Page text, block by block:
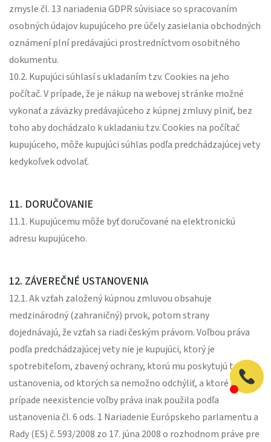
zmysle čl. 13 nariadenia GDPR súvisiace so spracovaním
osobných údajov kupujúceho pre účely zasielania obchodných
oznámení plní predávajúci prostredníctvom osobitného
dokumentu.
10.2. Kupujúci súhlasí s ukladaním tzv. Cookies na jeho
počítač. V prípade, že je nákup na webovej stránke možné
vykonať a záväzky predávajúceho z kúpnej zmluvy plniť, bez
toho aby dochádzalo k ukladaniu tzv. Cookies na počítač
kupujúceho, môže kupujúci súhlas podľa predchádzajúcej vety
kedykoľvek odvolať.
11. DORUČOVANIE
11.1. Kupujúcemu môže byť doručované na elektronickú
adresu kupujúceho.
12. ZÁVEREČNÉ USTANOVENIA
12.1. Ak vzťah založený kúpnou zmluvou obsahuje
medzinárodný (zahraničný) prvok, potom strany
dojednávajú, že vzťah sa riadi českým právom. Voľbou práva
podľa predchádzajúcej vety nie je kupujúci, ktorý je
spotrebiteľom, zbavený ochrany, ktorú mu poskytujú také
ustanovenia, od ktorých sa nemožno odchýliť, a ktoré by sa v
prípade neexistencie voľby práva inak použila podľa
ustanovenia čl. 6 ods. 1 Nariadenie Európskeho parlamentu a
Rady (ES) č. 593/2008 zo 17. júna 2008 o rozhodnom práve pre